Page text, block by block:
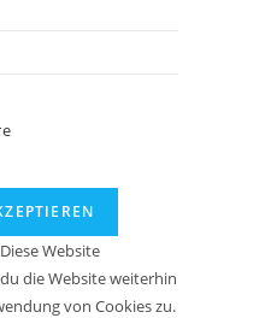
Website
die Website weiterhin
von Cookies zu.